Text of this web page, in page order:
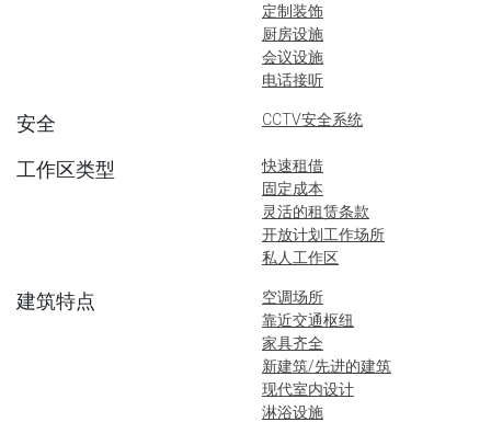
定制装饰
厨房设施
会议设施
电话接听
安全 CCTV安全系统
工作区类型
快速租借
固定成本
灵活的租赁条款
开放计划工作场所
私人工作区
建筑特点
空调场所
靠近交通枢纽
家具齐全
新建筑/先进的建筑
现代室内设计
淋浴设施